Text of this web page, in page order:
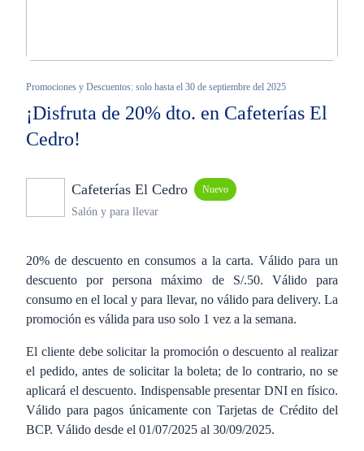
Promociones y Descuentos: solo hasta el 30 de septiembre del 2025
¡Disfruta de 20% dto. en Cafeterías El
Cedro!
Cafeterías El Cedro Nuevo
Salón y para llevar
20% de descuento en consumos a la carta. Válido para un
descuento por persona máximo de S/.50. Válido para
consumo en el local y para llevar, no válido para delivery. La
promoción es válida para uso solo 1 vez a la semana.
El cliente debe solicitar la promoción o descuento al realizar
el pedido, antes de solicitar la boleta; de lo contrario, no se
aplicará el descuento. Indispensable presentar DNI en físico.
Válido para pagos únicamente con Tarjetas de Crédito del
BCP. Válido desde el 01/07/2025 al 30/09/2025.